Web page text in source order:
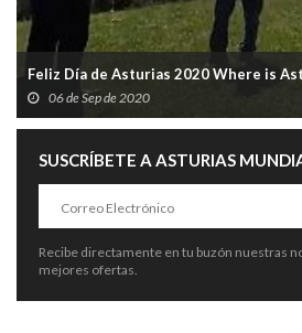
Feliz Día de Asturias 2020 Where is
06 de Sep de 2020
SUSCRÍBETE A ASTURIAS
Recibe directamente en tu buzón nuestras
mejores ofertas.